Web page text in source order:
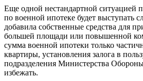
Еще одной нестандартной ситуацией
по военной ипотеке будет выступать
добавила собственные средства для
большей площади или повышенной
сумма военной ипотеки только
квартиры, установления залога в
подразделения Министерства
избежать.